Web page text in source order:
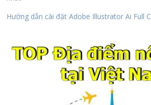
Hướng dẫn cài đặt Adobe Illustrator Ai Full